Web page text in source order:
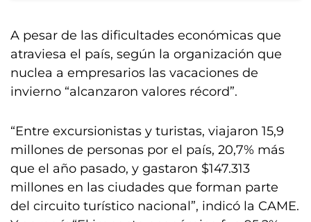
A pesar de las dificultades económicas que
atraviesa el país, según la organización que
nuclea a empresarios las vacaciones de
invierno “alcanzaron valores récord”.
“Entre excursionistas y turistas, viajaron 15,9
millones de personas por el país, 20,7% más
que el año pasado, y gastaron $147.313
millones en las ciudades que forman parte
del circuito turístico nacional”, indicó la CAME.